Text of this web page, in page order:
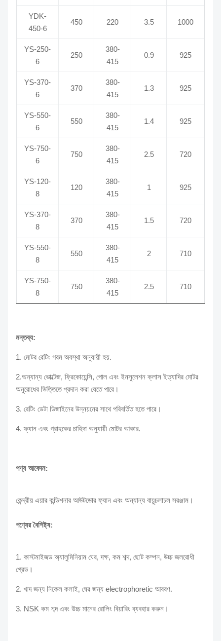
YDK-
450-6
450 220 3.5 1000
YS-250-
6
250
380-
415
0.9 925
YS-370-
6
370
380-
415
1.3 925
YS-550-
6
550
380-
415
1.4 925
YS-750-
6
750
380-
415
2.5 720
YS-120-
8
120
380-
415
1 925
YS-370-
8
370
380-
415
1.5 720
YS-550-
8
550
380-
415
2 710
YS-750-
8
750
380-
415
2.5 710
মন্তব্য:
1. মোটর রেটিং গরম অবস্থা অনুযায়ী হয়.
2.অন্যান্য ভোল্টেজ, ফ্রিকোয়েন্সি, পোল এবং ইনসুলেশন ক্লাস ইত্যাদির মোটর
অনুরোধের ভিত্তিতে প্রদান করা যেতে পারে।
3. রেটিং ডেটা ডিজাইনের উন্নয়নের সাথে পরিবর্তিত হতে পারে।
4. ফ্যান এবং গ্রাহকের চাহিদা অনুযায়ী মোটর আকার.
পণ্য আবেদন:
কেন্দ্রীয় এয়ার কন্ডিশনার আউটডোর ফ্যান এবং অন্যান্য বায়ুচলাচল সরঞ্জাম।
পণ্যের বৈশিষ্ট্য:
1. কাস্টমাইজড অ্যালুমিনিয়াম ঘের, দক্ষ, কম শব্দ, ছোট কম্পন, উচ্চ জলরোধী
গ্রেড।
2. খাদ জন্য নিকেল কলাই, ঘের জন্য electrophoretic আবরণ.
3. NSK কম শব্দ এবং উচ্চ মানের রোলিং বিয়ারিং ব্যবহার করুন।